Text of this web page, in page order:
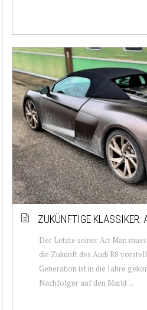
ZUKÜNFTIGE KLASSIKER:
Der Letzte seiner Art Man
die Zukunft des Audi R8
Generation ist in die Jahre
Nachfolger auf den Markt ...